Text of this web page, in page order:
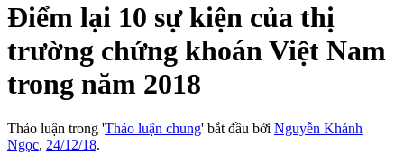
Điểm lại 10 sự kiện của thị
trường chứng khoán Việt Nam
trong năm 2018
Thảo luận trong 'Thảo luận chung' bắt đầu bởi Nguyễn Khánh
Ngọc, 24/12/18.